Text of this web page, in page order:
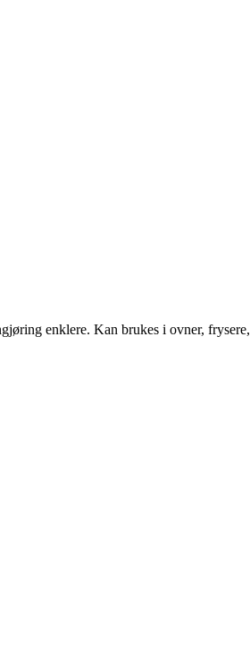
enklere. Kan brukes i ovner,